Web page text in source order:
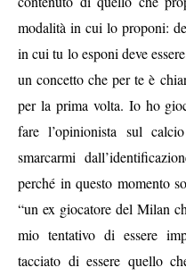
modalità in cui lo proponi:
in cui tu lo esponi deve
un concetto che per te è
per la prima volta. Io ho
fare l’opinionista sul
smarcarmi
perché in questo momento
“un ex giocatore del Milan
mio tentativo di essere
tacciato di essere quello